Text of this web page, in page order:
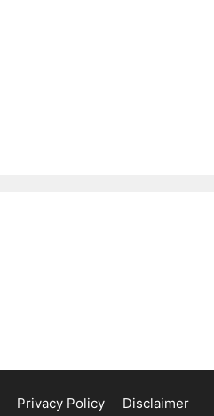
Privacy Policy Disclaimer